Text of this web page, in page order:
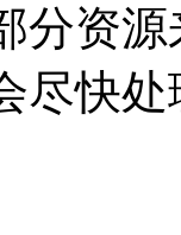
分资
尽快